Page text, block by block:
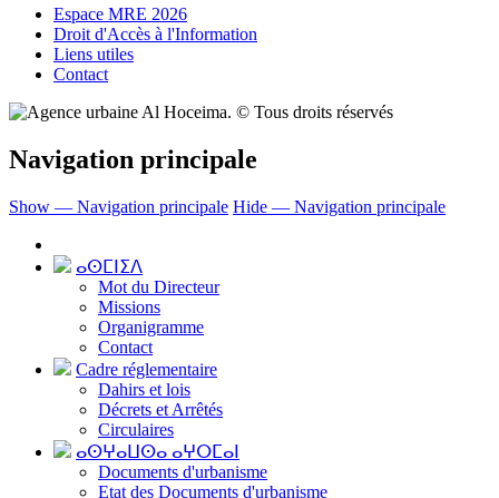
Espace MRE 2026
Droit d'Accès à l'Information
Liens utiles
Contact
Navigation principale
Show — Navigation principale Hide — Navigation principale
ⴰⵙⵎⵏⵉⴷ
Mot du Directeur
Missions
Organigramme
Contact
Cadre réglementaire
Dahirs et lois
Décrets et Arrêtés
Circulaires
ⴰⵙⵖⴰⵡⵙⴰ ⴰⵖⵔⵎⴰⵏ
Documents d'urbanisme
Etat des Documents d'urbanisme